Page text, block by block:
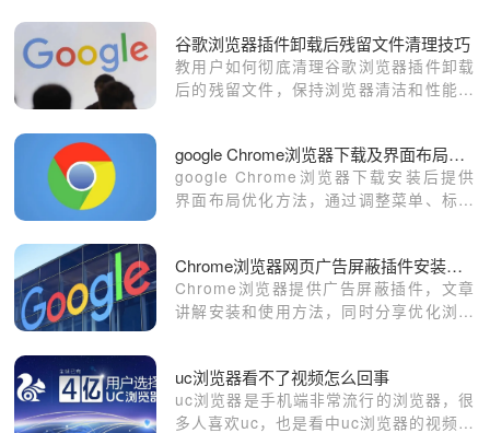
谷歌浏览器插件卸载后残留文件清理技巧
教用户如何彻底清理谷歌浏览器插件卸载
后的残留文件，保持浏览器清洁和性能稳
google Chrome浏览器下载及界面布局优化
google Chrome浏览器下载安装后提供
界面布局优化方法，通过调整菜单、标签
Chrome浏览器网页广告屏蔽插件安装使用教程
Chrome浏览器提供广告屏蔽插件，文章
讲解安装和使用方法，同时分享优化浏览
uc浏览器看不了视频怎么回事
uc浏览器是手机端非常流行的浏览器，很
多人喜欢uc，也是看中uc浏览器的视频播